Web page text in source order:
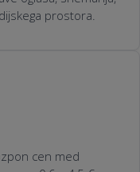
prostora.
cen med